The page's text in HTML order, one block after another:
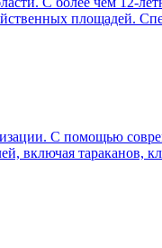
площадей.
С помощью
включая тараканов,